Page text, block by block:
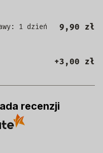
1 dzień
9,90 zł
+3,00 zł
recenzji